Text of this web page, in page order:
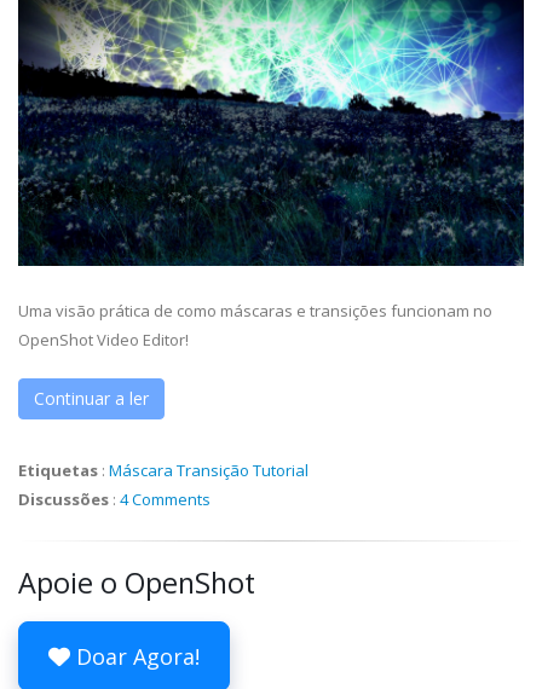
Uma visão prática de como máscaras e transições funcionam no
OpenShot Video Editor!
Continuar a ler
Etiquetas : Máscara Transição Tutorial
Discussões : 4 Comments
Apoie o OpenShot
Doar Agora!